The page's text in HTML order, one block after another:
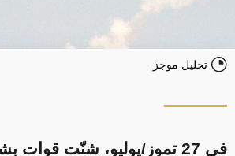
تحليل موجز
في 27 تموز/يوليو، شنّت قوات